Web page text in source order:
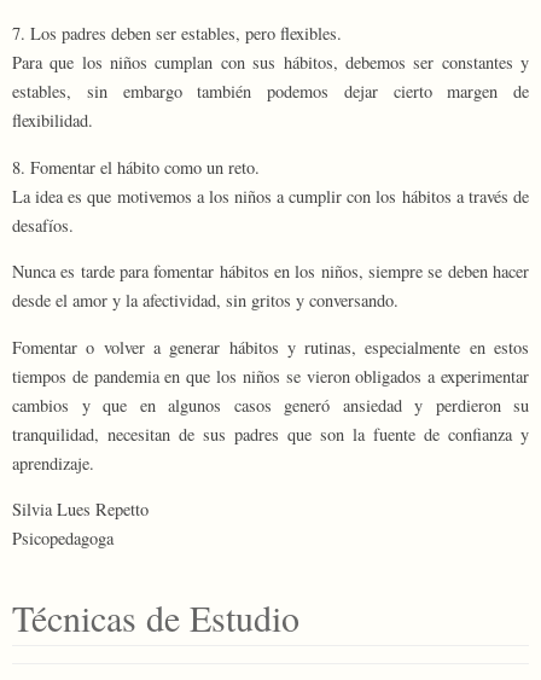
7. Los padres deben ser estables, pero flexibles.
Para que los niños cumplan con sus hábitos, debemos ser constantes y
estables, sin embargo también podemos dejar cierto margen de
flexibilidad.
8. Fomentar el hábito como un reto.
La idea es que motivemos a los niños a cumplir con los hábitos a través de
desafíos.
Nunca es tarde para fomentar hábitos en los niños, siempre se deben hacer
desde el amor y la afectividad, sin gritos y conversando.
Fomentar o volver a generar hábitos y rutinas, especialmente en estos
tiempos de pandemia en que los niños se vieron obligados a experimentar
cambios y que en algunos casos generó ansiedad y perdieron su
tranquilidad, necesitan de sus padres que son la fuente de confianza y
aprendizaje.
Silvia Lues Repetto
Psicopedagoga
Técnicas de Estudio